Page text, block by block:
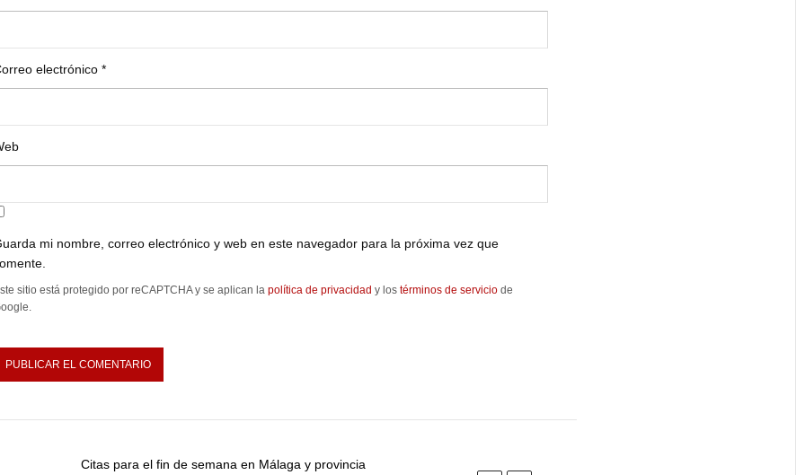
electrónico*
mi nombre, correo electrónico y web en este navegador para la próxima vez que
sitio está protegido por reCAPTCHA y se aplican lapolítica de privacidad y lostérminos de servicio de
Citas para el fin de semana en Málaga y provincia